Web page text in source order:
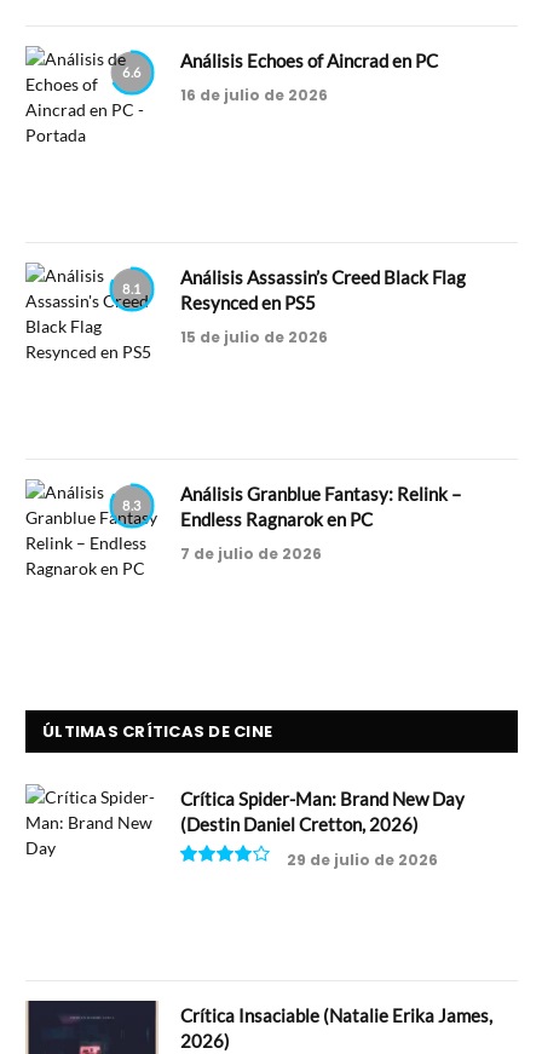
6.6
Análisis Echoes of Aincrad en PC
16 de julio de 2026
8.1
Análisis Assassin’s Creed Black Flag
Resynced en PS5
15 de julio de 2026
8.3
Análisis Granblue Fantasy: Relink –
Endless Ragnarok en PC
7 de julio de 2026
ÚLTIMAS CRÍTICAS DE CINE
Crítica Spider-Man: Brand New Day
(Destin Daniel Cretton, 2026)
29 de julio de 2026
Crítica Insaciable (Natalie Erika James,
2026)